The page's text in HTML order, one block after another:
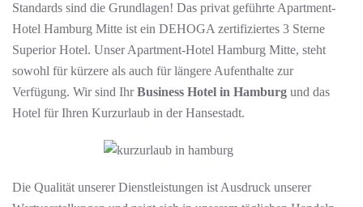
Standards sind die Grundlagen! Das privat geführte Apartment-
Hotel Hamburg Mitte ist ein DEHOGA zertifiziertes 3 Sterne
Superior Hotel. Unser Apartment-Hotel Hamburg Mitte, steht
sowohl für kürzere als auch für längere Aufenthalte zur
Verfügung. Wir sind IhrBusiness Hotel in Hamburg und das
Hotel für Ihren Kurzurlaub in der Hansestadt.
Die Qualität unserer Dienstleistungen ist Ausdruck unserer